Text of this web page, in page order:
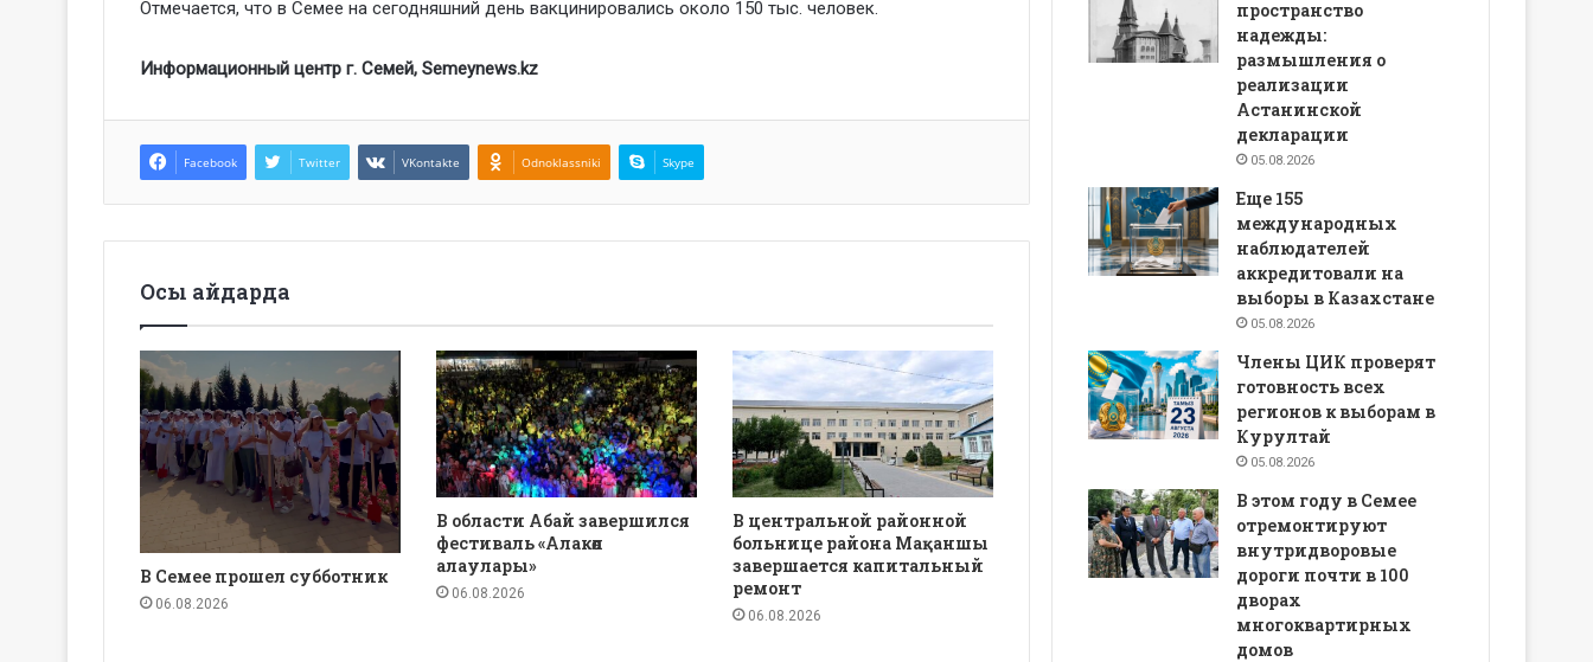
Отмечается, что в Семее на сегодняшний день вакцинировались около 150 тыс. человек.
Информационный центр г. Семей, Semeynews.kz
Facebook Twitter VKontakte Odnoklassniki Skype
Осы айдарда
В Семее прошел субботник
06.08.2026
В области Абай завершился
фестиваль «Алакөл
алаулары»
06.08.2026
В центральной районной
больнице района Мақаншы
завершается капитальный
ремонт
06.08.2026
пространство
надежды:
размышления о
реализации
Астанинской
декларации
05.08.2026
Еще 155
международных
наблюдателей
аккредитовали на
выборы в Казахстане
05.08.2026
Члены ЦИК проверят
готовность всех
регионов к выборам в
Курултай
05.08.2026
В этом году в Семее
отремонтируют
внутридворовые
дороги почти в 100
дворах
многоквартирных
домов